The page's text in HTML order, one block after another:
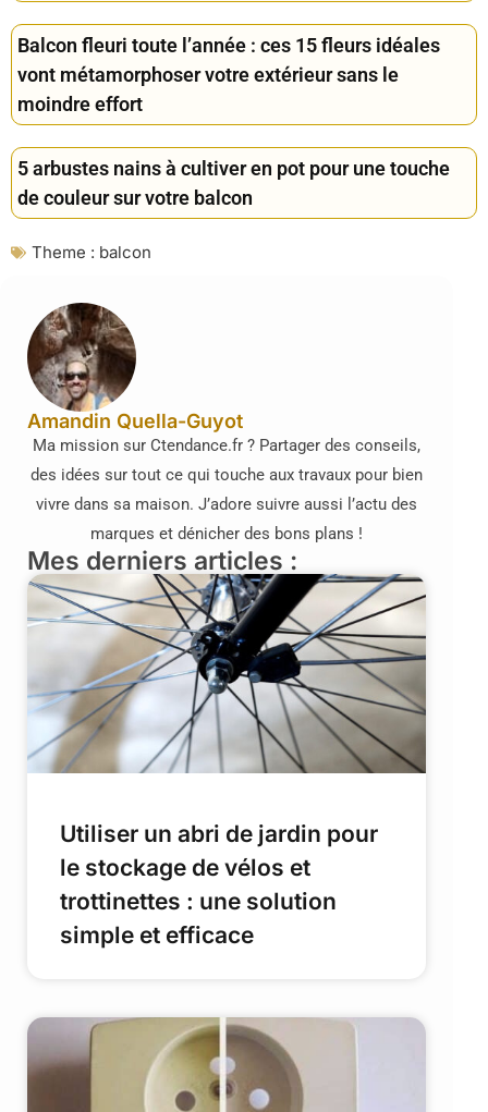
Balcon fleuri toute l’année : ces 15 fleurs idéales
vont métamorphoser votre extérieur sans le
moindre effort
5 arbustes nains à cultiver en pot pour une touche
de couleur sur votre balcon
Theme : balcon
Amandin Quella-Guyot
Ma mission sur Ctendance.fr ? Partager des conseils,
des idées sur tout ce qui touche aux travaux pour bien
vivre dans sa maison. J’adore suivre aussi l’actu des
marques et dénicher des bons plans !
Mes derniers articles :
Utiliser un abri de jardin pour
le stockage de vélos et
trottinettes : une solution
simple et efficace